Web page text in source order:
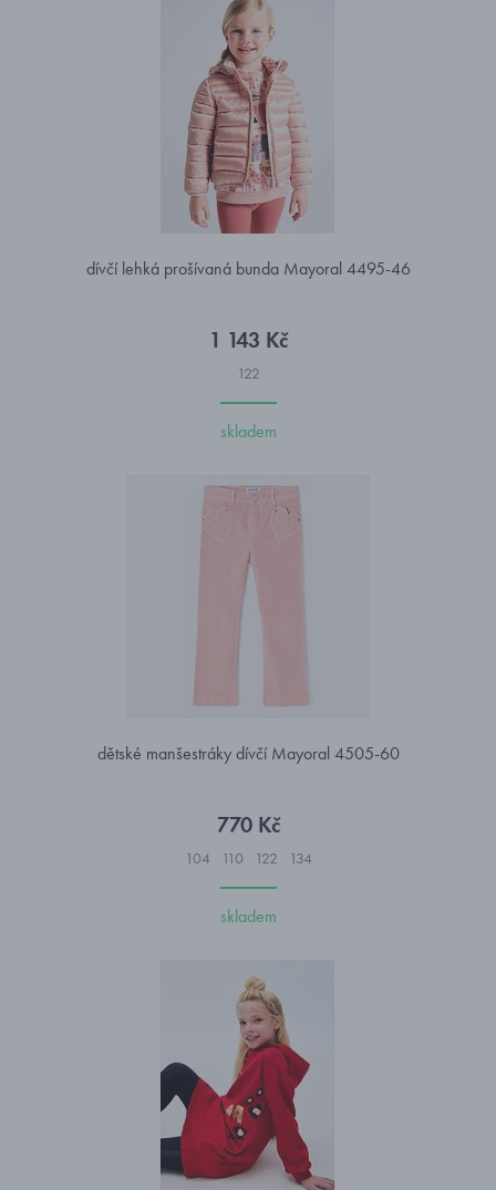
dívčí lehká prošívaná bunda Mayoral 4495-46
1 143 Kč
122
skladem
dětské manšestráky dívčí Mayoral 4505-60
770 Kč
104 110 122 134
skladem